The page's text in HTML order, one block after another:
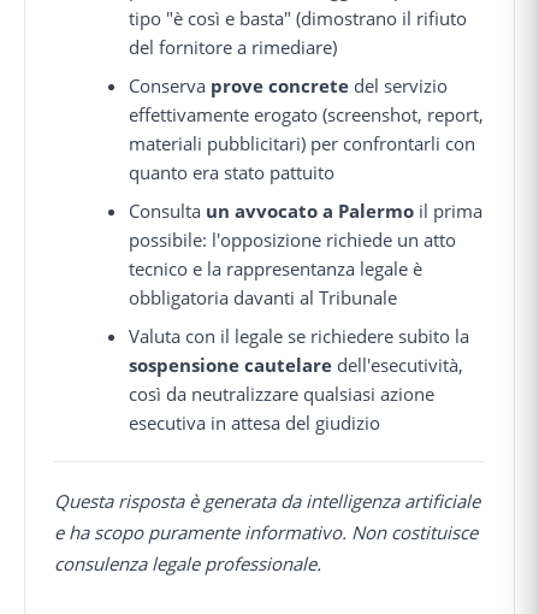
tipo "è così e basta" (dimostrano il rifiuto
del fornitore a rimediare)
Conserva prove concrete del servizio
effettivamente erogato (screenshot, report,
materiali pubblicitari) per confrontarli con
quanto era stato pattuito
Consulta un avvocato a Palermo il prima
possibile: l'opposizione richiede un atto
tecnico e la rappresentanza legale è
obbligatoria davanti al Tribunale
Valuta con il legale se richiedere subito la
sospensione cautelare dell'esecutività,
così da neutralizzare qualsiasi azione
esecutiva in attesa del giudizio
Questa risposta è generata da intelligenza artificiale
e ha scopo puramente informativo. Non costituisce
consulenza legale professionale.